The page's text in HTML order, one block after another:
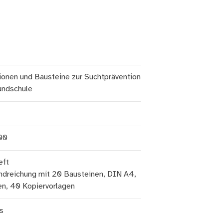
und Bausteine zur Suchtprävention
mit 20 Bausteinen, DIN A4,
40 Kopiervorlagen